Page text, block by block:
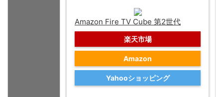
Amazon Fire TV Cube 第2世代
楽天市場
Amazon
Yahooショッピング